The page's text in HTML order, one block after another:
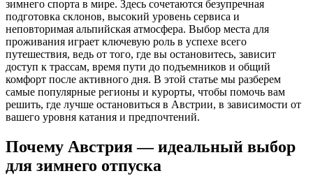
зимнего спорта в мире. Здесь сочетаются безупречная
подготовка склонов, высокий уровень сервиса и
неповторимая альпийская атмосфера. Выбор места для
проживания играет ключевую роль в успехе всего
путешествия, ведь от того, где вы остановитесь, зависит
доступ к трассам, время пути до подъемников и общий
комфорт после активного дня. В этой статье мы разберем
самые популярные регионы и курорты, чтобы помочь вам
решить, где лучше остановиться в Австрии, в зависимости от
вашего уровня катания и предпочтений.
Почему Австрия — идеальный выбор
для зимнего отпуска